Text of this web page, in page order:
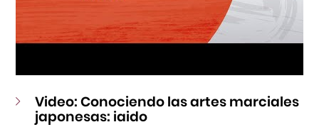
Video: Conociendo las artes marciales
japonesas: iaido